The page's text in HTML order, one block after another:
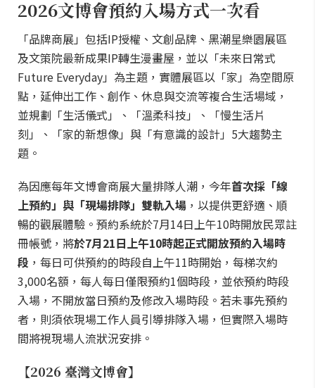
2026文博會預約入場方式一次看
「品牌商展」包括IP授權、文創品牌、黑潮星樂園展區
及文策院最新成果IP轉生漫畫屋，並以「未來日常式
Future Everyday」為主題，實體展區以「家」為空間原
點，延伸出工作、創作、休息與交流等複合生活場域，
並規劃「生活儀式」、「溫柔科技」、「慢生活片
刻」、「家的新想像」與「有意識的設計」5大趨勢主
題。
為因應每年文博會商展大量排隊人潮，今年首次採「線
上預約」與「現場排隊」雙軌入場 ，以提供更舒適、順
暢的觀展體驗。預約系統於7月14日上午10時開放民眾註
冊帳號，將於7月21日上午10時起正式開放預約入場時
段 ，每日可供預約的時段自上午11時開始，每梯次約
3,000名額，每人每日僅限預約1個時段，並依預約時段
入場，不開放當日預約及修改入場時段。若未事先預約
者，則須依現場工作人員引導排隊入場，但實際入場時
間將視現場人流狀況安排。
【2026 臺灣文博會】